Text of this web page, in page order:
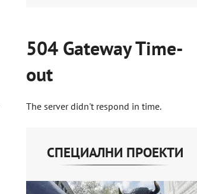
504 Gateway Time-
out
The server didn't respond in time.
СПЕЦИАЛНИ ПРОЕКТИ